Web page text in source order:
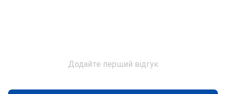
Додайте перший відгук